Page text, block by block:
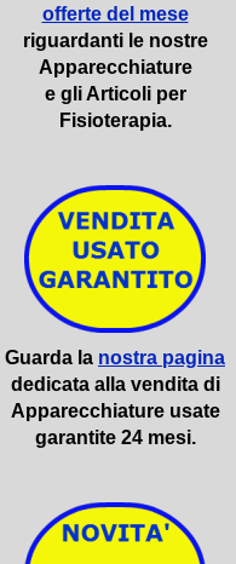
offerte del mese
riguardanti le nostre
Apparecchiature
e gli Articoli per
Fisioterapia.
Guarda la nostra pagina
dedicata alla vendita di
Apparecchiature usate
garantite 24 mesi.